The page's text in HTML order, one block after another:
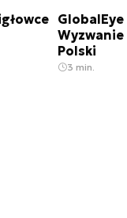
Polski
3 min.